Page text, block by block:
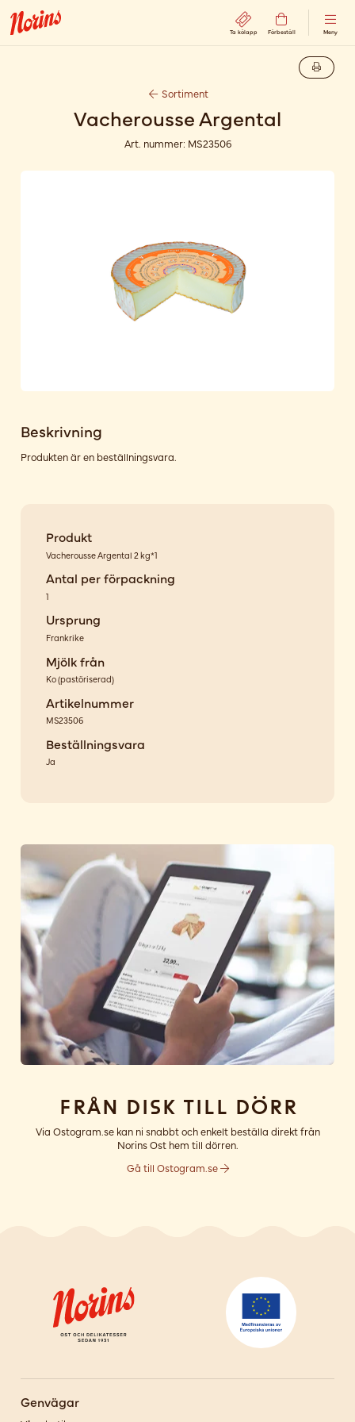
Ta kölapp Förbeställ Meny
Sortiment
Vacherousse Argental
Art. nummer: MS23506
Beskrivning
Produkten är en beställningsvara.
Produkt
Vacherousse Argental 2 kg*1
Antal per förpackning
1
Ursprung
Frankrike
Mjölk från
Ko(pastöriserad)
Artikelnummer
MS23506
Beställningsvara
Ja
Från disk till dörr
Via Ostogram.se kan ni snabbt och enkelt beställa direkt från
Norins Ost hem till dörren.
Gå till Ostogram.se
Genvägar